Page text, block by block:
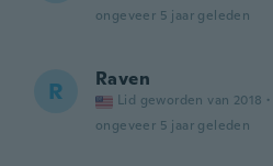
ongeveer 5 jaar geleden
R Raven
Lid geworden van 2018 ·
ongeveer 5 jaar geleden